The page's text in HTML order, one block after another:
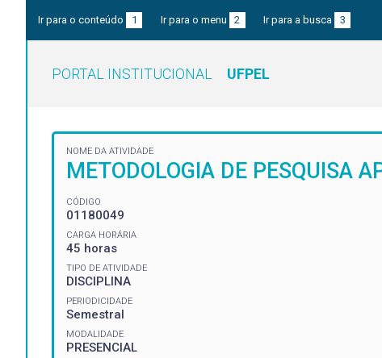
Ir para o conteúdo 1 Ir para o menu 2 Ir para a busca 3
PORTAL INSTITUCIONAL UFPEL
NOME DA ATIVIDADE
METODOLOGIA DE PESQUISA
CÓDIGO
01180049
CARGA HORÁRIA
45 horas
TIPO DE ATIVIDADE
DISCIPLINA
PERIODICIDADE
Semestral
MODALIDADE
PRESENCIAL